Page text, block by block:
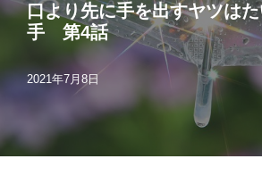
プ 口より先に手を出すヤツは
手 第4話
2021年7月8日